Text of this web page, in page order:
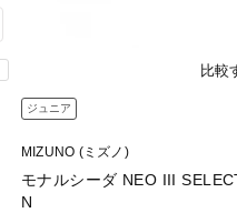
比較
ジュニア
MIZUNO (ミズノ)
モナルシーダ NEO III
N